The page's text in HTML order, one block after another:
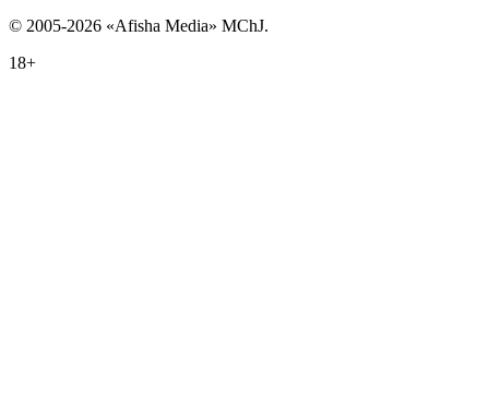
© 2005-2026 «Afisha Media» MChJ.
18+